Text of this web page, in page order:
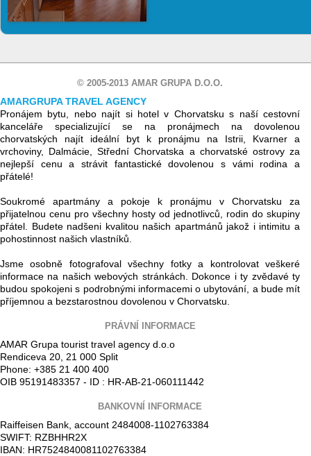
© 2005-2013 AMAR GRUPA D.O.O.
AMARGRUPA TRAVEL AGENCY
Pronájem bytu, nebo najít si hotel v Chorvatsku s naší cestovní
kanceláře specializující se na pronájmech na dovolenou
chorvatských najít ideální byt k pronájmu na Istrii, Kvarner a
vrchoviny, Dalmácie, Střední Chorvatska a chorvatské ostrovy za
nejlepší cenu a strávit fantastické dovolenou s vámi rodina a
přátelé!
Soukromé apartmány a pokoje k pronájmu v Chorvatsku za
přijatelnou cenu pro všechny hosty od jednotlivců, rodin do skupiny
přátel. Budete nadšeni kvalitou našich apartmánů jakož i intimitu a
pohostinnost našich vlastníků.
Jsme osobně fotografoval všechny fotky a kontrolovat veškeré
informace na našich webových stránkách. Dokonce i ty zvědavé ty
budou spokojeni s podrobnými informacemi o ubytování, a bude mít
příjemnou a bezstarostnou dovolenou v Chorvatsku.
PRÁVNÍ INFORMACE
AMAR Grupa tourist travel agency d.o.o
Rendiceva 20, 21 000 Split
Phone: +385 21 400 400
OIB 95191483357 - ID : HR-AB-21-060111442
BANKOVNÍ INFORMACE
Raiffeisen Bank, account 2484008-1102763384
SWIFT: RZBHHR2X
IBAN: HR7524840081102763384